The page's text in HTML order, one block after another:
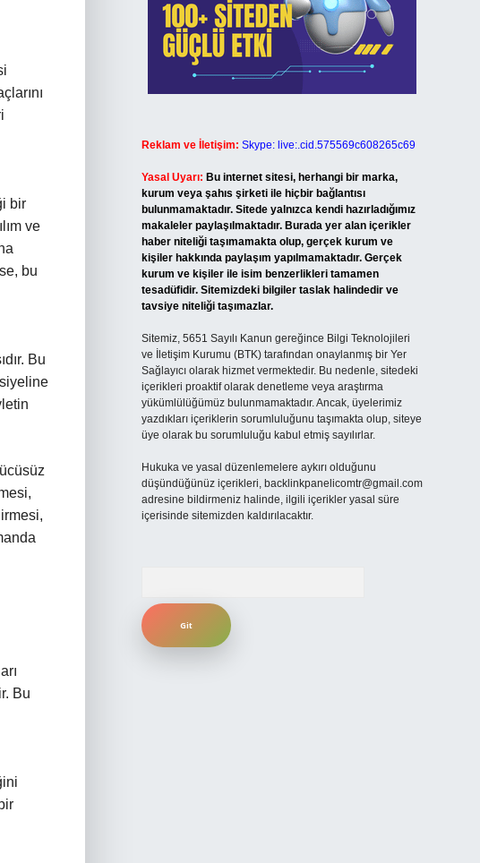
bir
ve
bu
Bu
Bu
Reklam ve İletişim: Skype: live:.cid.575569c608265c69
Yasal Uyarı: Bu internet sitesi, herhangi bir marka,
kurum veya şahıs şirketi ile hiçbir bağlantısı
bulunmamaktadır. Sitede yalnızca kendi hazırladığımız
makaleler paylaşılmaktadır. Burada yer alan içerikler
haber niteliği taşımamakta olup, gerçek kurum ve
kişiler hakkında paylaşım yapılmamaktadır. Gerçek
kurum ve kişiler ile isim benzerlikleri tamamen
tesadüfidir. Sitemizdeki bilgiler taslak halindedir ve
tavsiye niteliği taşımazlar.
Sitemiz, 5651 Sayılı Kanun gereğince Bilgi Teknolojileri
ve İletişim Kurumu (BTK) tarafından onaylanmış bir Yer
Sağlayıcı olarak hizmet vermektedir. Bu nedenle, sitedeki
içerikleri proaktif olarak denetleme veya araştırma
yükümlülüğümüz bulunmamaktadır. Ancak, üyelerimiz
yazdıkları içeriklerin sorumluluğunu taşımakta olup, siteye
üye olarak bu sorumluluğu kabul etmiş sayılırlar.
Hukuka ve yasal düzenlemelere aykırı olduğunu
düşündüğünüz içerikleri, backlinkpanelicomtr@gmail.com
adresine bildirmeniz halinde, ilgili içerikler yasal süre
içerisinde sitemizden kaldırılacaktır.